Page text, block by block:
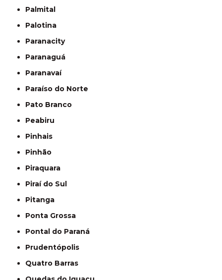
Palmital
Palotina
Paranacity
Paranaguá
Paranavaí
Paraíso do Norte
Pato Branco
Peabiru
Pinhais
Pinhão
Piraquara
Piraí do Sul
Pitanga
Ponta Grossa
Pontal do Paraná
Prudentópolis
Quatro Barras